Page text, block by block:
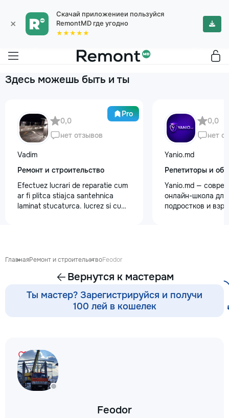
×
Скачай приложениеи пользуйся
RemontMD где угодно
★★★★★
Здесь можешь быть и ты
Pro
0,0
нет отзывов
Vadim
Ремонт и строительство
Efectuez lucrari de reparatie cum
ar fi plitca stiajca santehnica
laminat stucaturca. lucrez si cu
0,0
нет
Yanio.md
Репетиторы и
Yanio.md —
онлайн-школа для
подростков и
преподаватели
английскому
языку,
ГлавнаяРемонт и строительствоFeodor
Вернутся к мастерам
Ты мастер? Зарегистрируйся и получи
100 лей в кошелек
Feodor